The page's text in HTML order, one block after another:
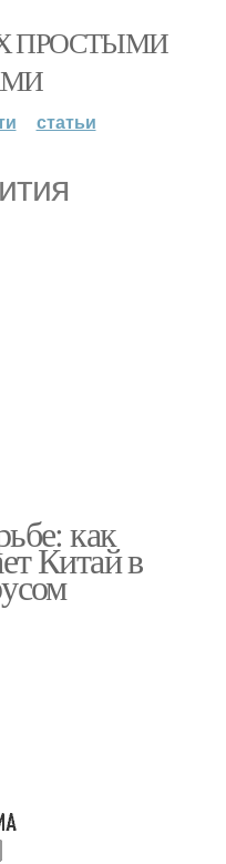
ПРОСТЫМИ
статьи
как
Китай в